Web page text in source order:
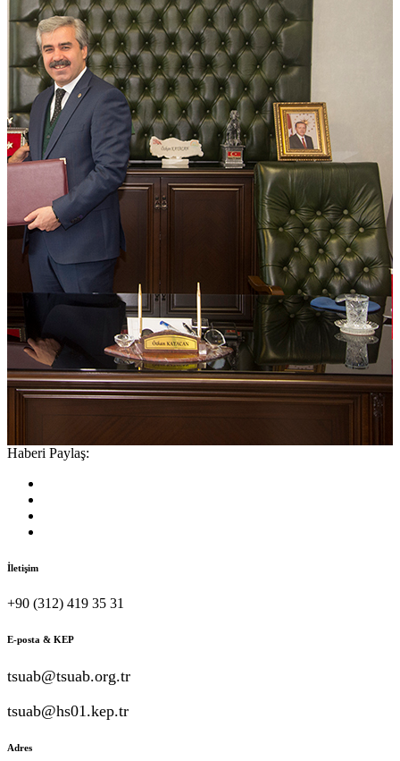
Haberi Paylaş:
İletişim
+90 (312) 419 35 31
E-posta & KEP
tsuab@tsuab.org.tr
tsuab@hs01.kep.tr
Adres